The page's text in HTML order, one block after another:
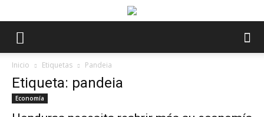
Inicio Etiquetas Pandeia
Etiqueta: pandeia
Economía